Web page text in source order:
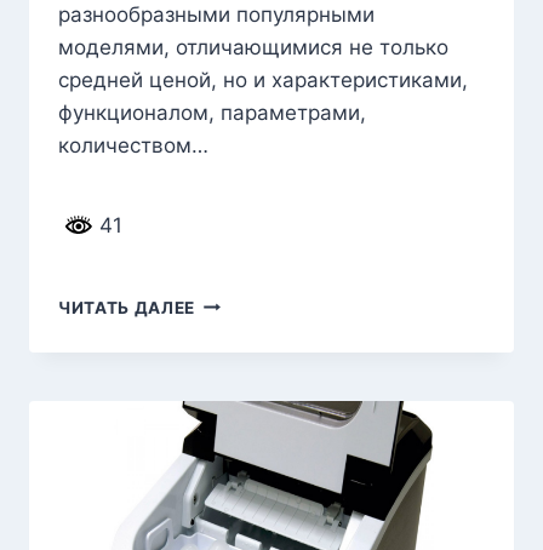
разнообразными популярными
моделями, отличающимися не только
средней ценой, но и характеристиками,
функционалом, параметрами,
количеством…
41
ЧИТАТЬ ДАЛЕЕ ТОП-20
ТИХИХ
ПО ЦЕНЕ/
КАЧЕСТВУ
В 2026
ГОДУ